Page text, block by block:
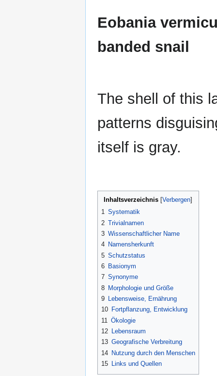
Eobania
banded snail
The shell of this
patterns
itself is gray.
Inhaltsverzeichnis
1 Systematik
2 Trivialnamen
3 Wissenschaftlicher Name
4 Namensherkunft
5 Schutzstatus
6 Basionym
7 Synonyme
8 Morphologie und Größe
9 Lebensweise, Ernährung
10 Fortpflanzung, Entwicklung
11 Ökologie
12 Lebensraum
13 Geografische Verbreitung
14 Nutzung durch den Menschen
15 Links und Quellen